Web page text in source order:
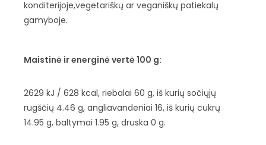
konditerijoje,vegetariškų ar veganiškų patiekalų
gamyboje.
Maistinė ir energinė vertė 100 g:
2629 kJ / 628 kcal, riebalai 60 g, iš kurių sočiųjų
rugščių 4.46 g, angliavandeniai 16, iš kurių cukrų
14.95 g, baltymai 1.95 g, druska 0 g.